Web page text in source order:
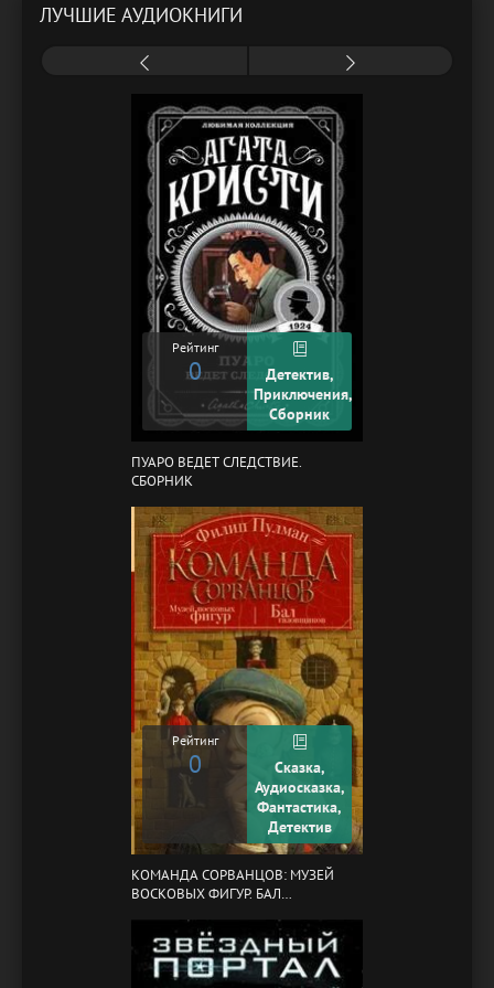
ЛУЧШИЕ АУДИОКНИГИ
Рейтинг
0
Детектив,
Приключения,
Сборник
ПУАРО ВЕДЕТ СЛЕДСТВИЕ.
СБОРНИК
Рейтинг
0
Сказка,
Аудиосказка,
Фантастика,
Детектив
КОМАНДА СОРВАНЦОВ: МУЗЕЙ
ВОСКОВЫХ ФИГУР. БАЛ